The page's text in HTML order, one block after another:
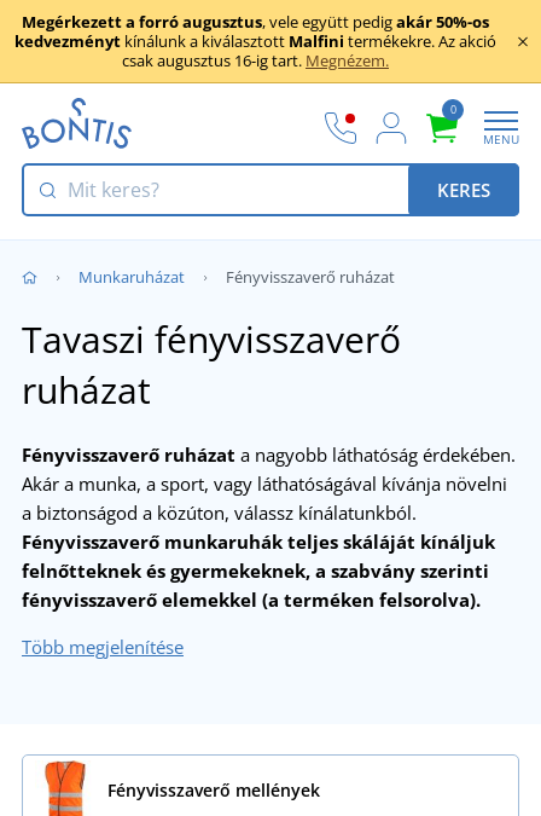
Megérkezett a forró augusztus, vele együtt pedigakár 50%-os
kedvezményt kínálunk a kiválasztott Malfini termékekre. Az akció
csak augusztus 16-ig tart. Megnézem.
0
MENU
KERES
Munkaruházat Fényvisszaverő ruházat
Tavaszi fényvisszaverő
ruházat
Fényvisszaverő ruházat a nagyobb láthatóság érdekében.
Akár a munka, a sport, vagy láthatóságával kívánja növelni
a biztonságod a közúton, válassz kínálatunkból.
Fényvisszaverő munkaruhák teljes skáláját kínáljuk
felnőtteknek és gyermekeknek, a szabvány szerinti
fényvisszaverő elemekkel (a terméken felsorolva).
Több megjelenítése
Fényvisszaverő mellények